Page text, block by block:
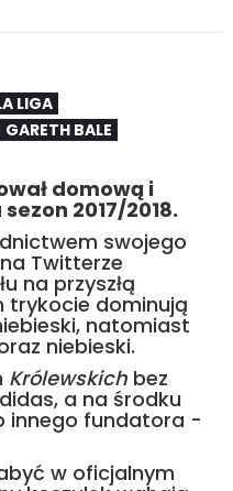
LIGA
GARETH BALE
domową i
2017/2018.
swojego
Twitterze
na przyszłą
trykocie dominują
natomiast
niebieski.
Królewskich bez
a na środku
innego fundatora -
w oficjalnym